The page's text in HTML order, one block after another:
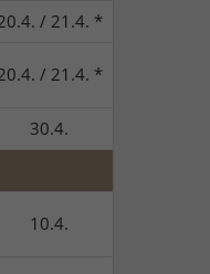
/ 21.4. *
/ 21.4. *
30.4.
10.4.